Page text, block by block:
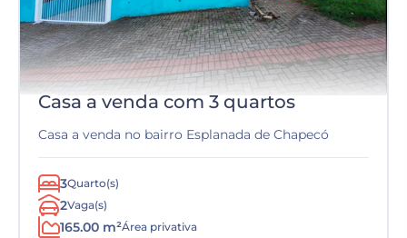
Casa a venda com 3 quartos
Casa a venda no bairro Esplanada de Chapecó
3Quarto(s)
2Vaga(s)
165.00 m²Área privativa